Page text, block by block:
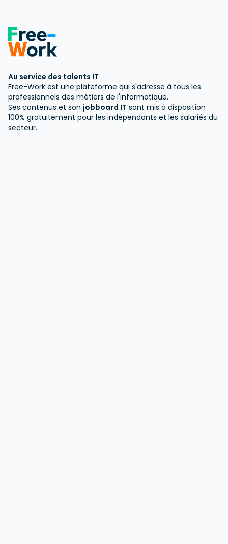
Au service des talents IT
Free-Work est une plateforme qui s'adresse à tous les
professionnels des métiers de l'informatique.
Ses contenus et son jobboard IT sont mis à disposition
100% gratuitement pour les indépendants et les salariés du
secteur.